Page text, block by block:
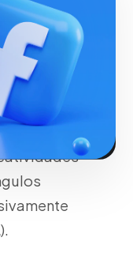
algorítmica
con